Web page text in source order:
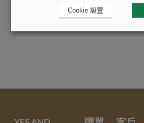
Cookie 設置